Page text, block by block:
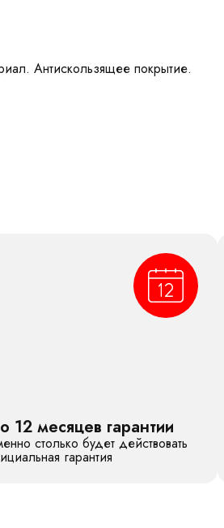
Антискользящее покрытие.
12 месяцев гарантии
столько будет действовать
гарантия